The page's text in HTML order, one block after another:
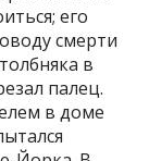
его
смерти
в
палец.
в доме